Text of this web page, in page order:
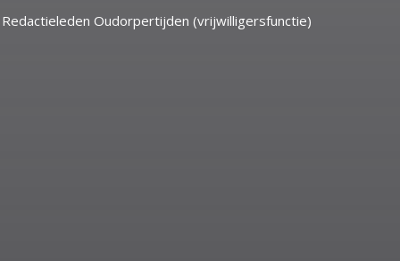
Redactieleden Oudorpertijden (vrijwilligersfunctie)